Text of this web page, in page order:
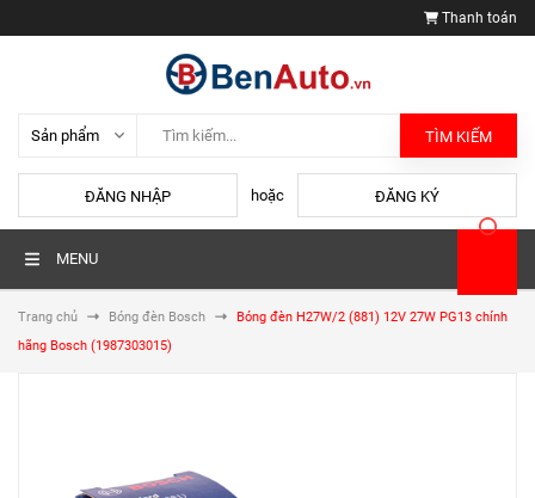
Thanh toán
TÌM KIẾM
ĐĂNG NHẬP hoặc ĐĂNG KÝ
MENU
Trang chủ Bóng đèn Bosch
Bóng đèn H27W/2 (881) 12V 27W PG13 chính
hãng Bosch (1987303015)